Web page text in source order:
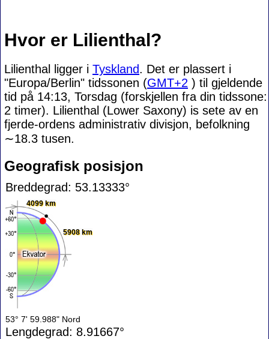
Hvor er Lilienthal?
Lilienthal ligger i Tyskland. Det er plassert i
"Europa/Berlin" tidssonen (GMT+2 ) til gjeldende
tid på 14:13, Torsdag (forskjellen fra din tidssone:
2 timer). Lilienthal (Lower Saxony) is sete av en
fjerde-ordens administrativ divisjon, befolkning
∼18.3 tusen.
Geografisk posisjon
Breddegrad: 53.13333°
4099 km
5908 km
53° 7' 59.988" Nord
Lengdegrad: 8.91667°